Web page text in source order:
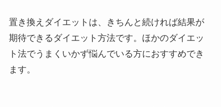
置き換えダイエットは、きちんと続ければ結果が
期待できるダイエット方法です。 ほかのダイエッ
ト法でうまくいかず悩んでいる方におすすめでき
ます。